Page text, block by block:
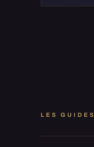
LES GUIDES